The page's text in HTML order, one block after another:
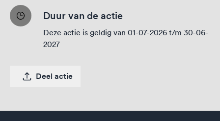
Duur van de actie
Deze actie is geldig van 01-07-2026 t/m 30-06-
2027
Deel actie